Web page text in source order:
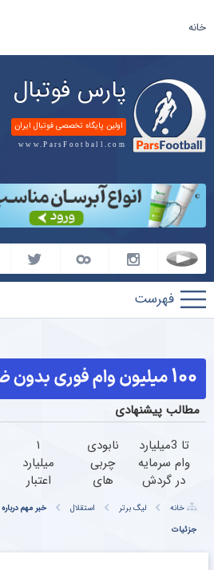
خانه
پارس فوتبال
اولین پایگاه تخصصی فوتبال ایران
www.ParsFootball.com
پارس
فوتبال
مطالب پیشنهادی
تا 3میلیارد
وام سرمایه
در گردش
=>
فروشگاهت
رو ثبت
نابودی
چربی
های
پهلو
پودر
۱
میلیارد
اعتبار
طلا |
ضامن
خانه لیگ برتر استقلال
خبر مهم
جزئیات